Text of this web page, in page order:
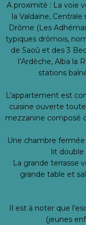
A proximité : La voie
la Valdaine,
Drôme (Les
typiques drômois,
de Saoû et des 3
l’Ardèche, Alba la
stations
L’appartement est
cuisine ouverte toute
mezzanine composé
Une chambre
lit
La grande terrasse
grande table et
Il est à noter que
(jeunes